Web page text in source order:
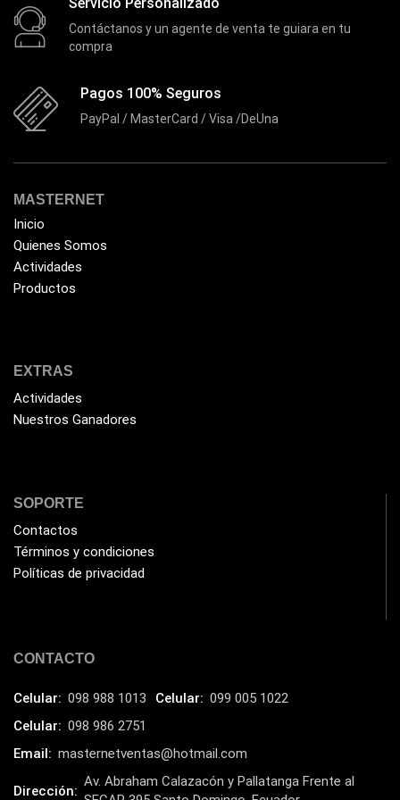
(4)
Logitech
Marcas (678)
Marvo (26)
Mercusys
Mesa (2)
Micrófono
Mouse
Mouse Pad (19)
Pad Mouse
Palanca (7)
Parlantes (26)
Pila (21)
Procesadores (5)
Protección de Voltaje
Punto de venta (7)
Quasad (6)
Contáctanos y un agente de venta te guiara en tu
compra
Pagos 100% Seguros
PayPal / MasterCard / Visa /DeUna
MASTERNET
Inicio
Quienes Somos
Actividades
Productos
EXTRAS
Actividades
Nuestros Ganadores
SOPORTE
Contactos
Términos y condiciones
Políticas de privacidad
CONTACTO
Celular: 098 988 1013 Celular: 099 005 1022
Celular: 098 986 2751
Email: masternetventas@hotmail.com
Dirección:
Av. Abraham Calazacón y Pallatanga Frente al